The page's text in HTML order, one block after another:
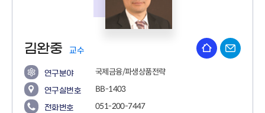
김완중 교수
연구분야 국제금융/파생상품전략
연구실번호 BB-1403
전화번호 051-200-7447